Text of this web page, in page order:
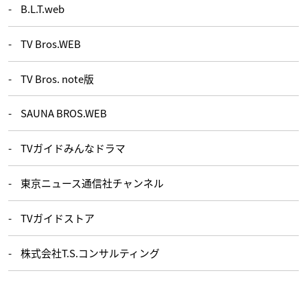
B.L.T.web
TV Bros.WEB
TV Bros. note版
SAUNA BROS.WEB
TVガイドみんなドラマ
東京ニュース通信社チャンネル
TVガイドストア
株式会社T.S.コンサルティング